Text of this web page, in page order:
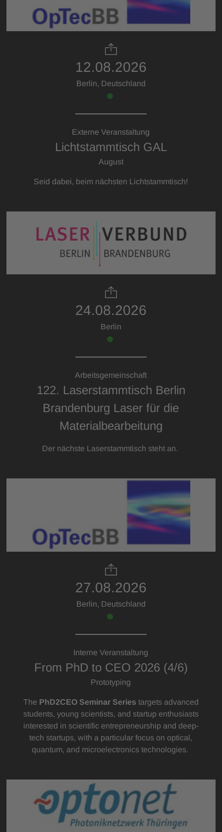
12.08.2026
Berlin, Deutschland
Externe Veranstaltung
Lichtstammtisch GAL
August
Seid dabei, beim nächsten Lichtstammtisch!
24.08.2026
Berlin
Arbeitsgemeinschaft
122. Laserstammtisch Berlin
Brandenburg Laser für die
Materialbearbeitung
Der nächste Laserstammtisch steht an.
27.08.2026
Berlin, Deutschland
Interne Veranstaltung
From PhD to CEO 2026 (4/6)
Prototyping
The PhD2CEO Seminar Series targets advanced
students, young scientists, and startup enthusiasts
interested in scientific entrepreneurship and deep-
tech startups, with a particular focus on optical,
quantum, and microelectronics technologies.